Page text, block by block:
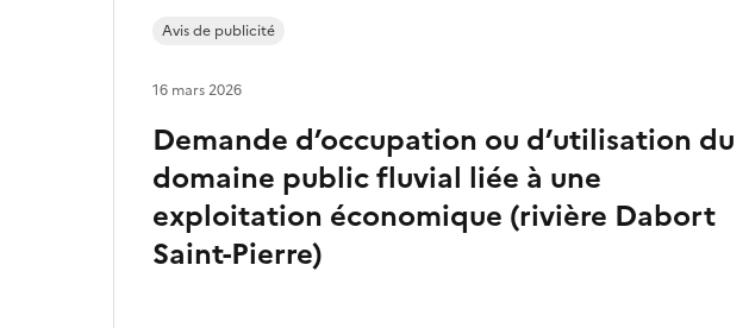
Demande d’occupation ou d’utilisation du
domaine public fluvial liée à une
exploitation économique (rivière Dabort
Saint-Pierre)
Avis de publicité
16 mars 2026